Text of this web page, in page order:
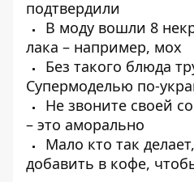
подтвердили
В моду вошли 8
лака – например, мох
Без такого блюда
Супермоделью по-
Не звоните своей
– это аморально
Мало кто так
добавить в кофе,